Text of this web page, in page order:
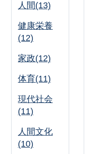
人間(13)
健康栄養
(12)
家政(12)
体育(11)
現代社会
(11)
人間文化
(10)